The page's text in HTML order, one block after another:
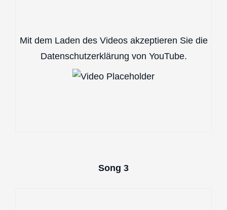
Mit dem Laden des Videos akzeptieren Sie die
Datenschutzerklärung von YouTube.
Song 3